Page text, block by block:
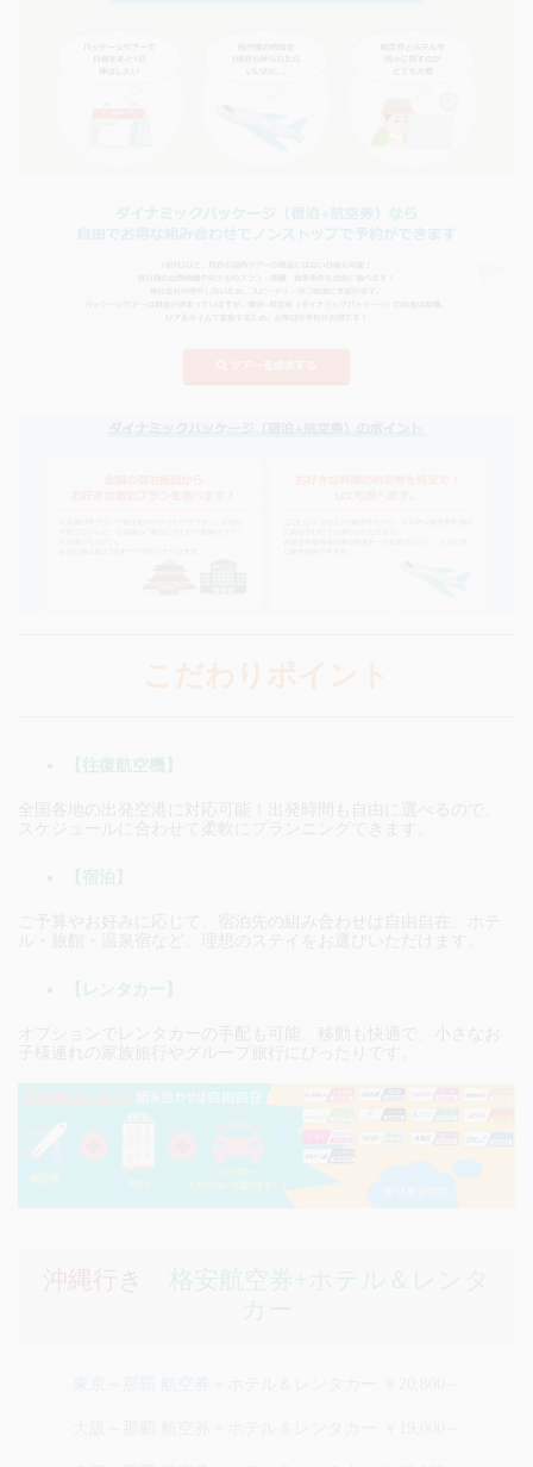
こだわりポイント
【往復航空機】
【宿泊】
【レンタカー】
沖縄行き
格安航空券+ホテル＆レンタ
カー